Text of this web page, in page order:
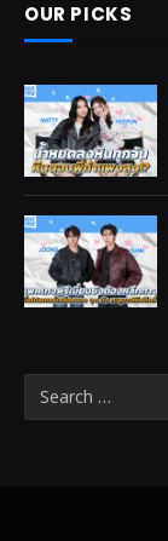
OUR PICKS